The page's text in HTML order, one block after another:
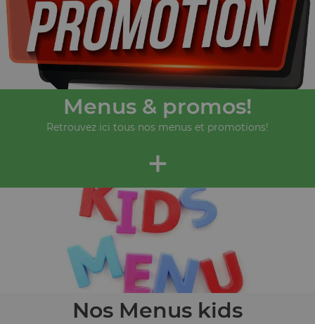
Menus & promos!
Retrouvez ici tous nos menus et promotions!
+
Nos Menus kids